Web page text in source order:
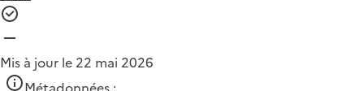
Mis à jour le 22 mai 2026